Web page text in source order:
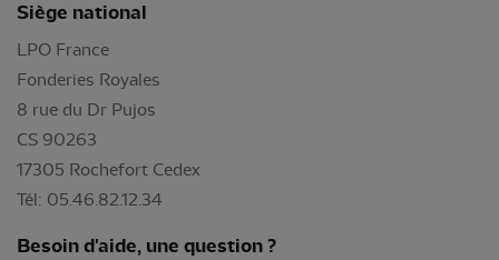
Siège national
LPO France
Fonderies Royales
8 rue du Dr Pujos
CS 90263
17305 Rochefort Cedex
Tél: 05.46.82.12.34
Besoin d'aide, une question ?